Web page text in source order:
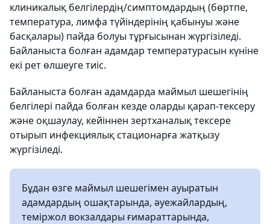
клиникалық белгілердің/симптомдардың (бөртпе,
температура, лимфа түйіндерінің қабынуы және
басқалары) пайда болуы тұрғысынан жүргізіледі.
Байланыста болған адамдар температурасын күніне
екі рет өлшеуге тиіс.
Байланыста болған адамдарда маймыл шешегінің
белгілері пайда болған кезде оларды қарап-тексеру
және оқшаулау, кейіннен зертханалық тексере
отырып инфекциялық стационарға жатқызу
жүргізіледі.
Бұдан өзге маймыл шешегімен ауыратын
адамдардың ошақтарында, әуежайлардың,
теміржол вокзалдары ғимараттарында,